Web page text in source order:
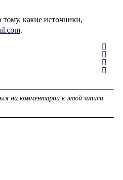
какие источники,
.
на комментарии к этой записи